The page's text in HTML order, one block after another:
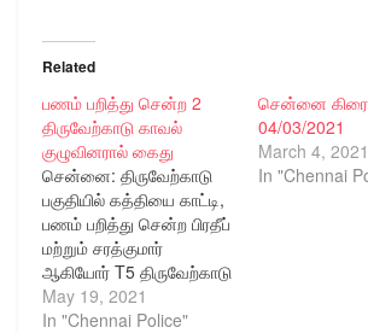
Related
பணம் பறித்து சென்ற 2
திருவேற்காடு காவல்
குழுவினரால் கைது
சென்னை: திருவேற்காடு
பகுதியில் கத்தியை காட்டி,
பணம் பறித்து சென்ற பிரதீப்
மற்றும் சரத்குமார்
ஆகியோர் T5 திருவேற்காடு
காவல் குழுவினரால் கைது.
1 இருசக்கர வாகனம்
May 19, 2021
In "Chennai Police"
சென்னை
04/03/2021
March 4, 2021
In "Chennai